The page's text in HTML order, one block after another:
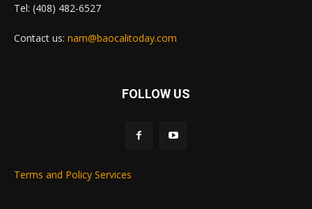
Tel: (408) 482-6527
Contact us: nam@baocalitoday.com
FOLLOW US
Terms and Policy Services